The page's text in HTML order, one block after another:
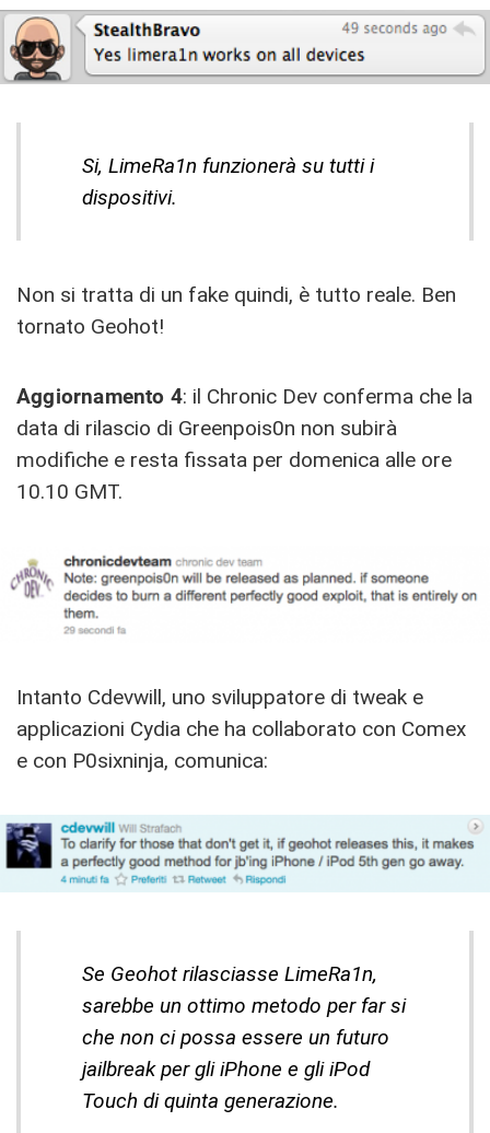
Si, LimeRa1n funzionerà su tutti i
dispositivi.
Non si tratta di un fake quindi, è tutto reale. Ben
tornato Geohot!
Aggiornamento 4: il Chronic Dev conferma che la
data di rilascio di Greenpois0n non subirà
modifiche e resta fissata per domenica alle ore
10.10 GMT.
Intanto Cdevwill, uno sviluppatore di tweak e
applicazioni Cydia che ha collaborato con Comex
e con P0sixninja, comunica:
Se Geohot rilasciasse LimeRa1n,
sarebbe un ottimo metodo per far si
che non ci possa essere un futuro
jailbreak per gli iPhone e gli iPod
Touch di quinta generazione.